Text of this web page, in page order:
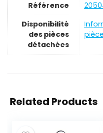
Référence
Disponibilité
des pièces
détachées
Related Products